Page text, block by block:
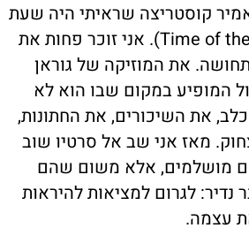
קוסטריצה שראיתי היה שעת
Time of). אני זוכר פחות את
את המוזיקה של גוראן
המופיע במקום שבו הוא לא
את השיכורים, את החתונות,
מאז אני שב אל סרטיו שוב
מושלמים, אלא משום שהם
לגרום למציאות להיראות
עצמה.